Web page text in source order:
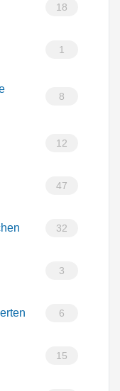
18
1
8
12
47
32
3
6
15